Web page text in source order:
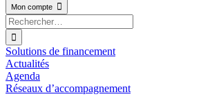
Mon compte


Solutions de financement
Actualités
Agenda
Réseaux d’accompagnement